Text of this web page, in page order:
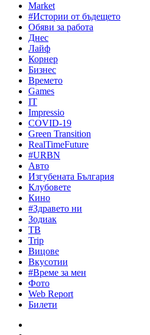
Market
#Истории от бъдещето
Обяви за работа
Днес
Лайф
Корнер
Бизнес
Времето
Games
IT
Impressio
COVID-19
Green Transition
RealTimeFuture
#URBN
Авто
Изгубената България
Клубовете
Кино
#Здравето ни
Зодиак
ТВ
Trip
Вицове
Вкусотии
#Време за мен
Фото
Web Report
Билети